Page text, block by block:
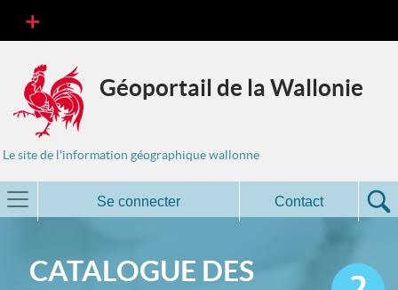
Géoportail de la Wallonie
Le site de l'information géographique wallonne
Se connecter Contact
CATALOGUE DES